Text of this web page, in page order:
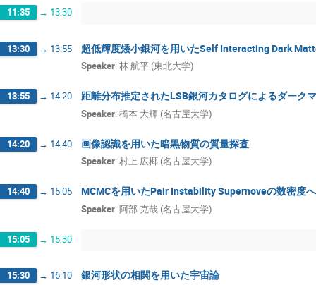
11:35 → 13:30
13:30 → 13:55 超低輝度矮小銀河を用いたSelf Interacting Dark
Speaker: 林 航平 (東北大学)
13:55 → 14:20 距離分布推定されたLSB銀河カタログによるダーク
Speaker: 橋本 大輝 (名古屋大学)
14:20 → 14:40 画像認識を用いた暗黒物質の質量探査
Speaker: 村上 広椰 (名古屋大学)
14:40 → 15:05 MCMCを用いたPair Instability Supernoveの数密度
Speaker: 阿部 克哉 (名古屋大学)
15:05 → 15:30
15:30 → 16:10 銀河形状の相関を用いた宇宙論